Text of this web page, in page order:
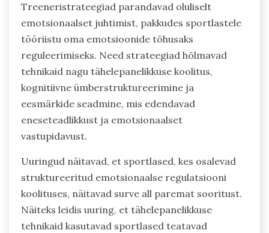
Treeneristrateegiad parandavad oluliselt
emotsionaalset juhtimist, pakkudes sportlastele
tööriistu oma emotsioonide tõhusaks
reguleerimiseks. Need strateegiad hõlmavad
tehnikaid nagu tähelepanelikkuse koolitus,
kognitiivne ümberstruktureerimine ja
eesmärkide seadmine, mis edendavad
eneseteadlikkust ja emotsionaalset
vastupidavust.
Uuringud näitavad, et sportlased, kes osalevad
struktureeritud emotsionaalse regulatsiooni
koolituses, näitavad surve all paremat sooritust.
Näiteks leidis uuring, et tähelepanelikkuse
tehnikaid kasutavad sportlased teatavad